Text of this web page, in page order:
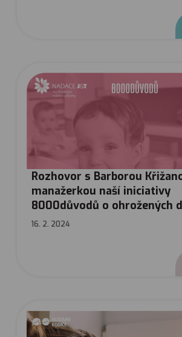
Rozhovor s Barborou
manažerkou naší iniciativy
8000důvodů o ohrožených
16. 2. 2024